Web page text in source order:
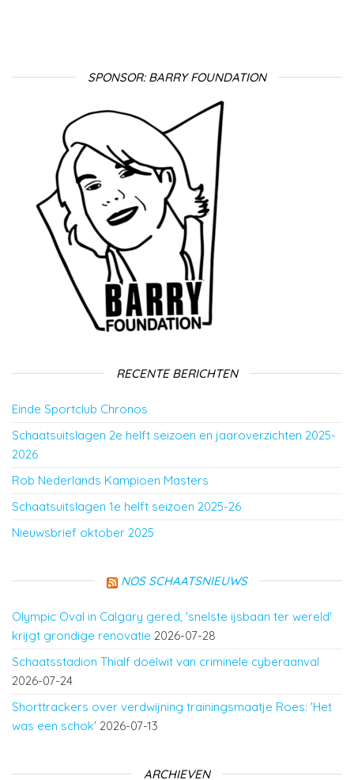
SPONSOR: BARRY FOUNDATION
RECENTE BERICHTEN
Einde Sportclub Chronos
Schaatsuitslagen 2e helft seizoen en jaaroverzichten 2025-
2026
Rob Nederlands Kampioen Masters
Schaatsuitslagen 1e helft seizoen 2025-26
Nieuwsbrief oktober 2025
NOS SCHAATSNIEUWS
Olympic Oval in Calgary gered, 'snelste ijsbaan ter wereld'
krijgt grondige renovatie 2026-07-28
Schaatsstadion Thialf doelwit van criminele cyberaanval
2026-07-24
Shorttrackers over verdwijning trainingsmaatje Roes: 'Het
was een schok' 2026-07-13
ARCHIEVEN